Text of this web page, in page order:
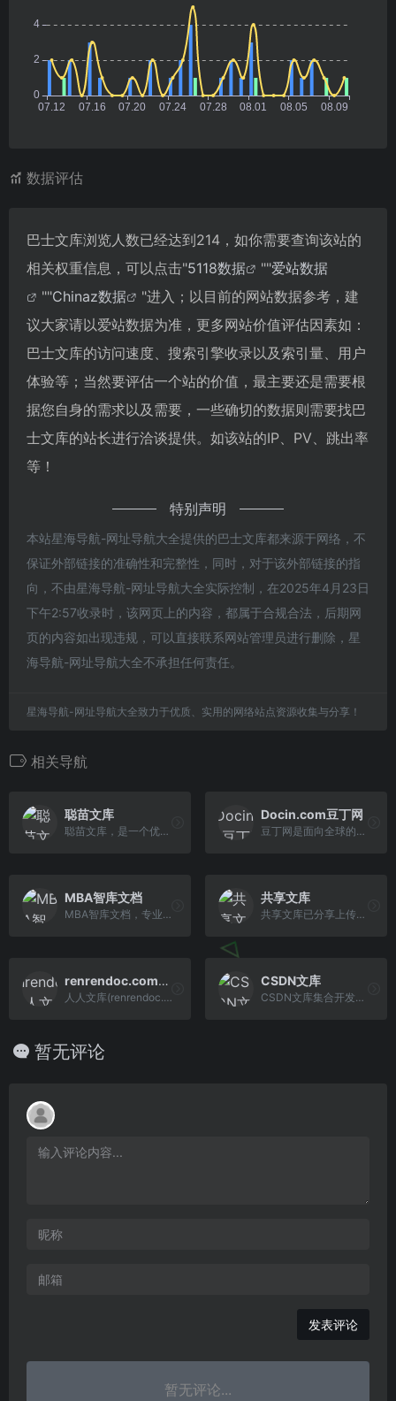
数据评估
巴士文库浏览人数已经达到214，如你需要查询该站的
相关权重信息，可以点击"5118数据 ""爱站数据
""Chinaz数据
"进入；以目前的网站数据参考，建
议大家请以爱站数据为准，更多网站价值评估因素如：
巴士文库的访问速度、搜索引擎收录以及索引量、用户
体验等；当然要评估一个站的价值，最主要还是需要根
据您自身的需求以及需要，一些确切的数据则需要找巴
士文库的站长进行洽谈提供。如该站的IP、PV、跳出率
等！
特别声明
本站星海导航-网址导航大全提供的巴士文库都来源于网络，不
保证外部链接的准确性和完整性，同时，对于该外部链接的指
向，不由星海导航-网址导航大全实际控制，在2025年4月23日
下午2:57收录时，该网页上的内容，都属于合规合法，后期网
页的内容如出现违规，可以直接联系网站管理员进行删除，星
海导航-网址导航大全不承担任何责任。
星海导航-网址导航大全致力于优质、实用的网络站点资源收集与分享！
相关导航
聪苗文库
聪苗文库，是一个优秀实用文档分享平台，为大家提供各类常用范文、实用性文档，涵盖作文大全、工作总结、工作计划、策划书、申请书、演讲稿、求职信、各类祝福语、名人名言等，供网友们参考学习。
Docin.com豆丁网
豆丁网是面向全球的中文社会化阅读分享平台，拥有商业,教育,研究报告,行业资料,学术论文,认证考试,星座,心理学等数亿实用文档和书刊杂志。
MBA智库文档
MBA智库文档，专业的管理资源分享平台。分享管理资源，传递管理智慧。
共享文库
共享文库已分享上传上千万文档,内容涵盖考研资料/公考/资格与职业考试/教育教学/求职简历/实用范文/PPT模板/党团工作/合同模板/专业资料/政务民生等学习类,工作类文档资料,带您开启‘知识共享/知识付费/知识服务’的共享时代。 ,
renrendoc.com人人文库
人人文库(renrendoc.com)美如初恋,人人文库是一个在线文档分享平台。你可以上传设计图纸,研究报告,设计标准,策划管理方案,论文等电子文档，分享最新的行业资讯。
CSDN文库
CSDN文库集合开发者所需的优质内容（资源、课程、视频、代码），支持个人，小团队和大机构的快速入驻、资源对接。
暂无评论
发表评论
暂无评论...